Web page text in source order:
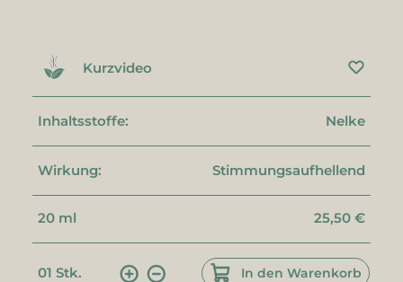
Kurzvideo
Inhaltsstoffe: Nelke
Wirkung: Stimmungsaufhellend
20 ml 25,50 €
01 Stk. In den Warenkorb